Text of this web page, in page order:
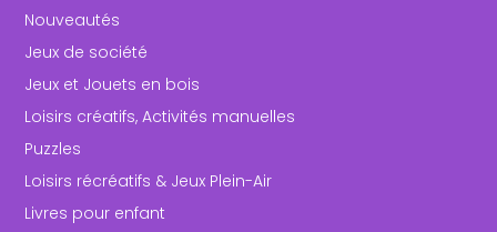
Nouveautés
Jeux de société
Jeux et Jouets en bois
Loisirs créatifs, Activités manuelles
Puzzles
Loisirs récréatifs & Jeux Plein-Air
Livres pour enfant